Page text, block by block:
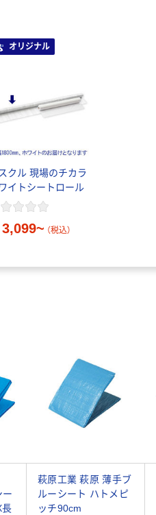
オリジナル
クル 現場のチカラ
イトシートロール
3,099~ （税込）
ー
長
萩原工業 萩原 薄手ブ
ルーシート ハトメピ
ッチ90cm